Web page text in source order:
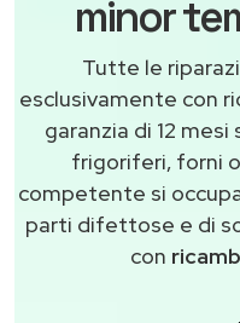
minor
Tutte le
esclusivamente con
garanzia di 12
frigoriferi, forni
competente si
parti difettose e di
con